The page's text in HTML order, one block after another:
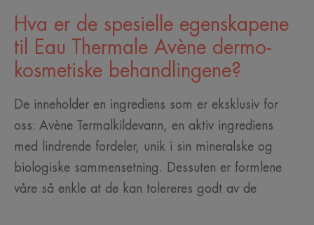
Hva er de spesielle egenskapene
til Eau Thermale Avène dermo-
kosmetiske behandlingene?
De inneholder en ingrediens som er eksklusiv for
oss: Avène Termalkildevann, en aktiv ingrediens
med lindrende fordeler, unik i sin mineralske og
biologiske sammensetning. Dessuten er formlene
våre så enkle at de kan tolereres godt av de